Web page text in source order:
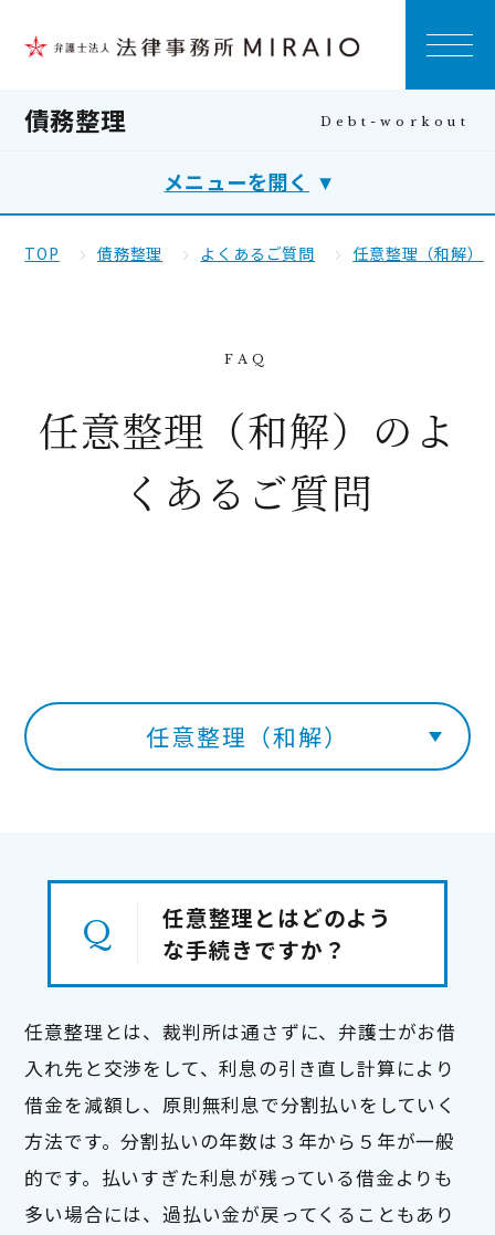
債務整理
メニューを開く
TOP 債務整理 よくあるご質問 任意整理（和解）
任意整理（和解）のよ
くあるご質問
任意整理（和解）
任意整理とはどのよう
な手続きですか？
任意整理とは、裁判所は通さずに、弁護士がお借
入れ先と交渉をして、利息の引き直し計算により
借金を減額し、原則無利息で分割払いをしていく
方法です。分割払いの年数は３年から５年が一般
的です。払いすぎた利息が残っている借金よりも
多い場合には、過払い金が戻ってくることもあり